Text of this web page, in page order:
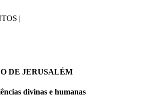
|
DE JERUSALÉM
divinas e humanas